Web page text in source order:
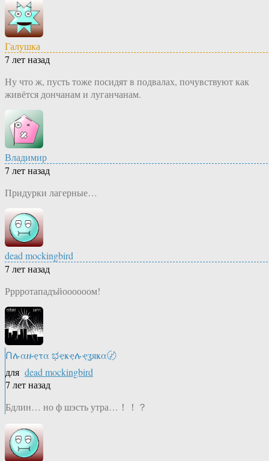
Галушка
7 лет назад
Ну что ж, пусть тоже посидят в подвалах, почувствуют как
живётся дончанам и луганчанам.
Владимир
7 лет назад
Придурки лагерные…
dead mockingbird
7 лет назад
Рррротападъйоооооом!
Ոሉαዙҿτα ಭҿҝҿሉҿʓяҝα〄
для dead mockingbird
7 лет назад
Бдлин… но ф шэсть утра…！！？